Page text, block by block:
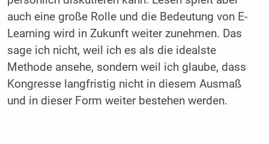
auch eine große Rolle und die Bedeutung von E-
Learning wird in Zukunft weiter zunehmen. Das
sage ich nicht, weil ich es als die idealste
Methode ansehe, sondern weil ich ­glaube, dass
Kongresse langfristig nicht in diesem Ausmaß
und in dieser Form weiter bestehen werden.